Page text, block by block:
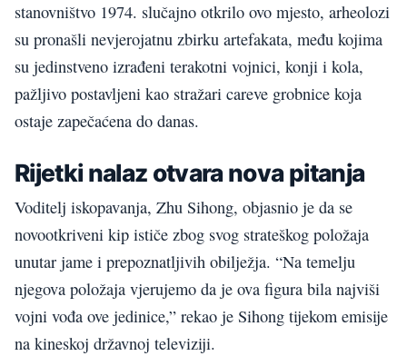
stanovništvo 1974. slučajno otkrilo ovo mjesto, arheolozi
su pronašli nevjerojatnu zbirku artefakata, među kojima
su jedinstveno izrađeni terakotni vojnici, konji i kola,
pažljivo postavljeni kao stražari careve grobnice koja
ostaje zapečaćena do danas.
Rijetki nalaz otvara nova pitanja
Voditelj iskopavanja, Zhu Sihong, objasnio je da se
novootkriveni kip ističe zbog svog strateškog položaja
unutar jame i prepoznatljivih obilježja. “Na temelju
njegova položaja vjerujemo da je ova figura bila najviši
vojni vođa ove jedinice,” rekao je Sihong tijekom emisije
na kineskoj državnoj televiziji.